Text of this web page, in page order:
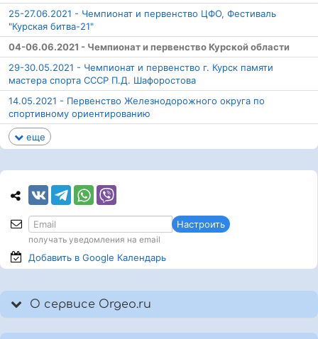
25-27.06.2021 - Чемпионат и первенство ЦФО, Фестиваль
"Курская битва-21"
04-06.06.2021 - Чемпионат и первенство Курской области
29-30.05.2021 - Чемпионат и первенство г. Курск памяти
мастера спорта СССР П.Д. Шафоростова
14.05.2021 - Первенство Железнодорожного округа по
спортивному ориентированию
еще
Настроить
получать уведомления на email
Добавить в Google Календарь
О сервисе Orgeo.ru